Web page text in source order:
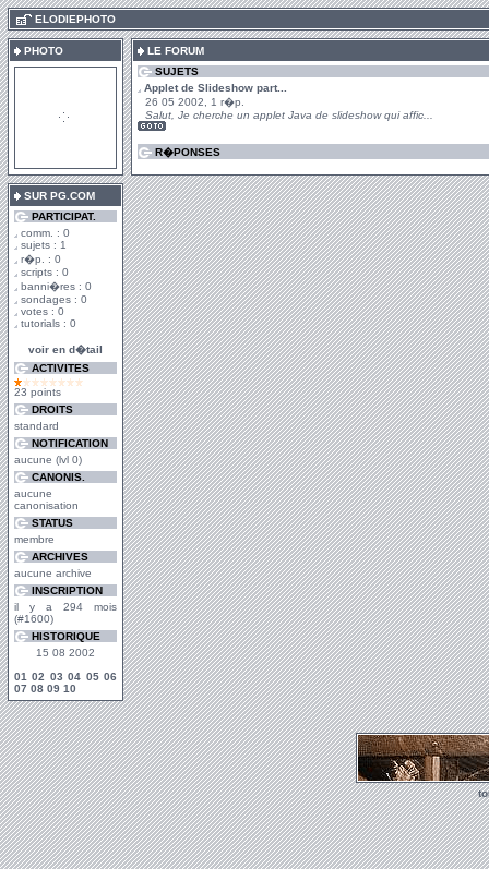
ELODIEPHOTO
PHOTO
SUR PG.COM
PARTICIPAT.
comm. : 0
sujets : 1
r�p. : 0
scripts : 0
banni�res : 0
sondages : 0
votes : 0
tutorials : 0
voir en d�tail
ACTIVITES
23 points
DROITS
standard
NOTIFICATION
aucune (lvl 0)
CANONIS.
aucune
canonisation
STATUS
membre
ARCHIVES
aucune archive
INSCRIPTION
il y a 294 mois
(#1600)
HISTORIQUE
15 08 2002
01 02 03 04 05 06
07 08 09 10
LE FORUM
SUJETS
Applet de Slideshow part...
26 05 2002, 1 r�p.
Salut, Je cherche un applet Java de slideshow qui affic...
R�PONSES